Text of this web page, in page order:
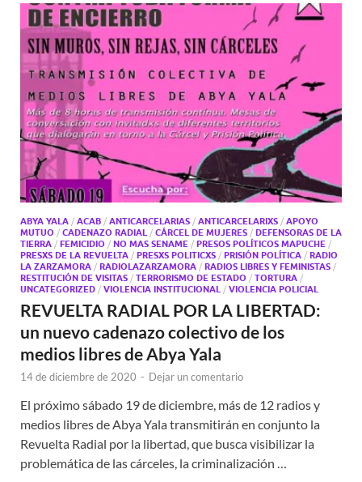
ABYA YALA / ACAB / ANTICARCELARIAS / ANTICARCELARIXS / APOYO
MUTUO / CADENAZO RADIAL / CÁRCEL DE MUJERES / DEFENSORAS DE LA
TIERRA / FEMICIDIO / NO MAS SENAME / PRESOS POLÍTICOS MAPUCHE /
PRESXS DE LA REVUELTA / PRESXS POLITICXS / PRISIÓN POLÍTICA / RADIO
LA ZARZAMORA / RADIOLAZARZAMORA / RADIOS LIBRES Y FEMINISTAS /
RESTITUCIÓN DE VISITAS / TERRORISMO DE ESTADO / TORTURA /
UNCATEGORIZED / VIOLENCIA INSTITUCIONAL / VIOLENCIA POLICIAL
REVUELTA RADIAL POR LA LIBERTAD:
un nuevo cadenazo colectivo de los
medios libres de Abya Yala
14 de diciembre de 2020 - Dejar un comentario
El próximo sábado 19 de diciembre, más de 12 radios y
medios libres de Abya Yala transmitirán en conjunto la
Revuelta Radial por la libertad, que busca visibilizar la
problemática de las cárceles, la criminalización …